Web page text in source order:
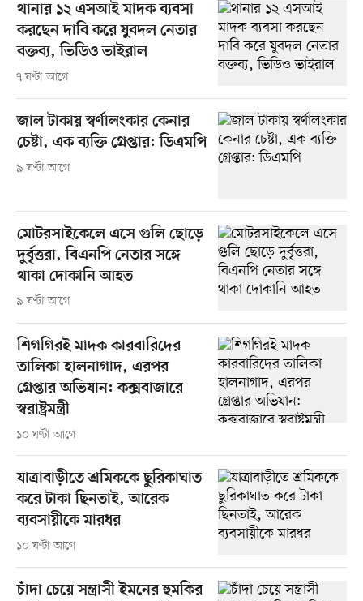
থানার ১২ এসআই মাদক ব্যবসা
করছেন দাবি করে যুবদল নেতার
বক্তব্য, ভিডিও ভাইরাল
৭ ঘণ্টা আগে
জাল টাকায় স্বর্ণালংকার কেনার
চেষ্টা, এক ব্যক্তি গ্রেপ্তার: ডিএমপি
৯ ঘণ্টা আগে
মোটরসাইকেলে এসে গুলি ছোড়ে
দুর্বৃত্তরা, বিএনপি নেতার সঙ্গে
থাকা দোকানি আহত
৯ ঘণ্টা আগে
শিগগিরই মাদক কারবারিদের
তালিকা হালনাগাদ, এরপর
গ্রেপ্তার অভিযান: কক্সবাজারে
স্বরাষ্ট্রমন্ত্রী
১০ ঘণ্টা আগে
যাত্রাবাড়ীতে শ্রমিককে ছুরিকাঘাত
করে টাকা ছিনতাই, আরেক
ব্যবসায়ীকে মারধর
১০ ঘণ্টা আগে
চাঁদা চেয়ে সন্ত্রাসী ইমনের হুমকির